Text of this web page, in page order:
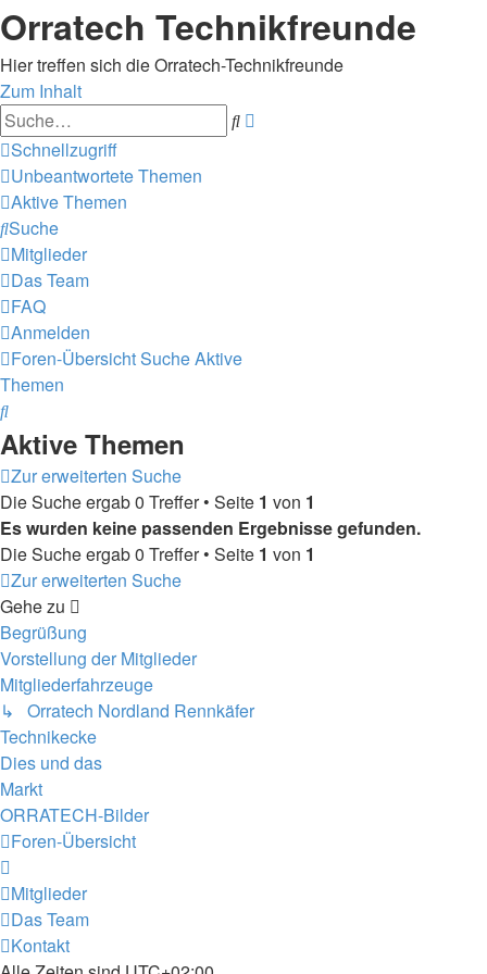
Orratech Technikfreunde
Hier treffen sich die Orratech-Technikfreunde
Zum Inhalt
Suche
Schnellzugriff
Unbeantwortete Themen
Aktive Themen
Suche
Mitglieder
Das Team
FAQ
Anmelden
Foren-ÜbersichtSucheAktive
Themen
Suche
Aktive Themen
Zur erweiterten Suche
Die Suche ergab 0 Treffer • Seite 1 von 1
Es wurden keine passenden Ergebnisse gefunden.
Die Suche ergab 0 Treffer • Seite 1 von 1
Zur erweiterten Suche
Gehe zu
Begrüßung
Vorstellung der Mitglieder
Mitgliederfahrzeuge
↳ Orratech Nordland Rennkäfer
Technikecke
Dies und das
Markt
ORRATECH-Bilder
Foren-Übersicht
Mitglieder
Das Team
Kontakt